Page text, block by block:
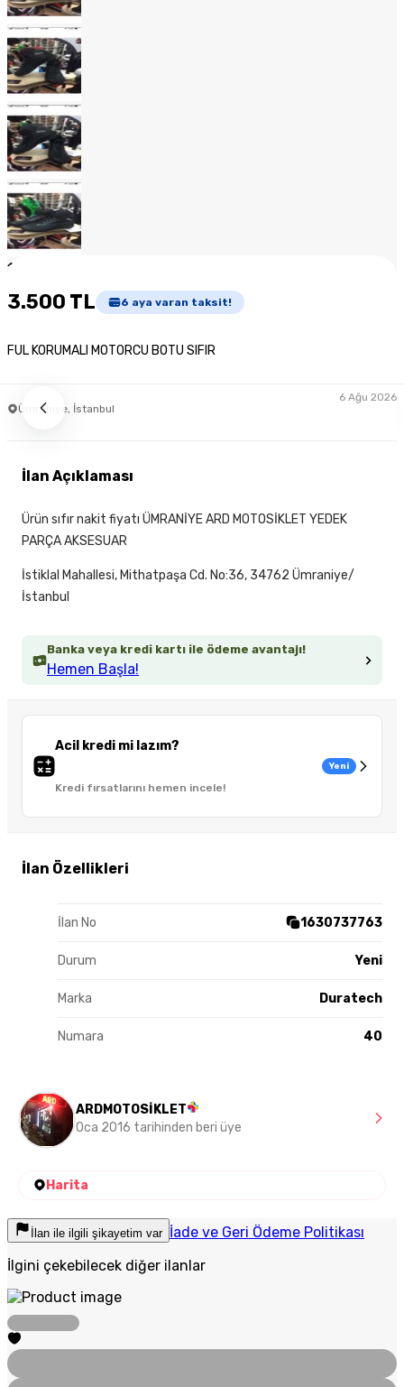
1
3.500 TL 6 aya varan taksit!
FUL KORUMALI MOTORCU BOTU SIFIR
Ümraniye, İstanbul
6 Ağu 2026
Banka veya kredi kartı ile ödeme avantajı!
Hemen Başla!
Acil kredi mi lazım?
Kredi fırsatlarını hemen incele!
Yeni
İlan Özellikleri
İlan No 1630737763
Durum Yeni
Marka Duratech
Numara 40
İlan Açıklaması
Ürün sıfır nakit fiyatı ÜMRANİYE ARD MOTOSİKLET YEDEK
PARÇA AKSESUAR
İstiklal Mahallesi, Mithatpaşa Cd. No:36, 34762 Ümraniye/
İstanbul
ARDMOTOSİKLET
Oca 2016 tarihinden beri üye
Harita
İlan ile ilgili şikayetim var İade ve Geri Ödeme Politikası
İlgini çekebilecek diğer ilanlar